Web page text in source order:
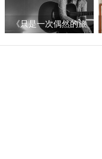
《只是一次偶然的旅